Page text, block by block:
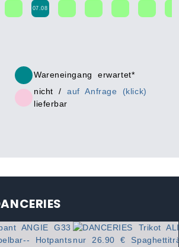
07.08
Wareneingang erwartet*
nicht /auf Anfrage (klick)
lieferbar